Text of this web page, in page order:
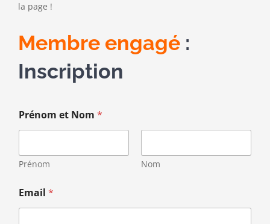
la page !
Membre engagé :
Inscription
Prénom et Nom *
Prénom Nom
Email *